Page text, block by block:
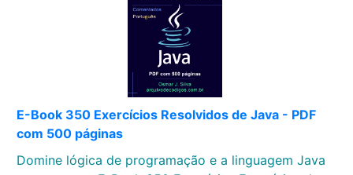
E-Book 350 Exercícios Resolvidos de Java - PDF
com 500 páginas
Domine lógica de programação e a linguagem Java